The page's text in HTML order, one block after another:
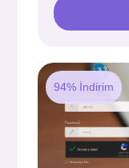
94% İndirim